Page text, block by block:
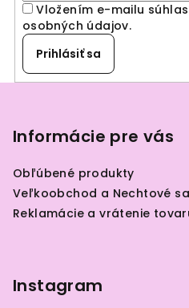
Vložením e-mailu
osobných údajov.
Prihlásiť sa
Informácie pre vás
Obľúbené produkty
Veľkoobchod a Nechtové
Reklamácie a vrátenie
Instagram